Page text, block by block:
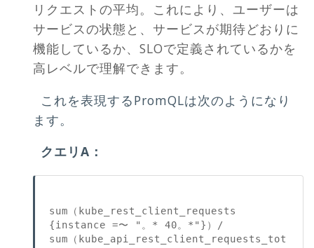
リクエストの平均。これにより、ユーザーは
サービスの状態と、サービスが期待どおりに
機能しているか、SLOで定義されているかを
高レベルで理解できます。
これを表現するPromQLは次のようになり
ます。
クエリA：
sum（kube_rest_client_requests
{instance =〜 "。* 40。*"}）/
sum（kube_api_rest_client_requests_tot